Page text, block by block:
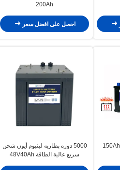
200Ah
احصل على افضل سعر
بطارية ليثيوم عربة جولف 150Ah
5000 دورة بطارية ليثيوم أيون شحن
سريع عالية الطاقة 48V40Ah